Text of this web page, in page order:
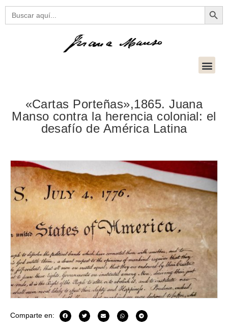
Buscar:
«Cartas Porteñas»,1865. Juana
Manso contra la herencia colonial: el
desafío de América Latina
Comparte en: